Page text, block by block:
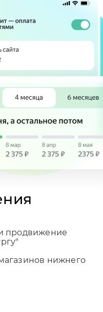
продвижение
нижнего